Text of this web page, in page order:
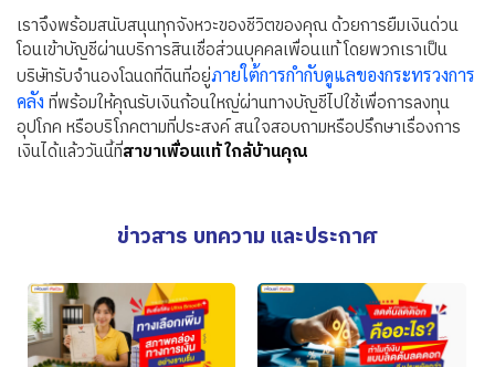
เราจึงพร้อมสนับสนุนทุกจังหวะของชีวิตของคุณ ด้วยการยืมเงินด่วน
โอนเข้าบัญชีผ่านบริการสินเชื่อส่วนบุคคลเพื่อนแท้โดยพวกเราเป็น
บริษัทรับจํานองโฉนดที่ดินที่อยู่ภายใต้การกำกับดูแลของกระทรวงการ
คลัง ที่พร้อมให้คุณรับเงินก้อนใหญ่ผ่านทางบัญชีไปใช้เพื่อการลงทุน
อุปโภค หรือบริโภคตามที่ประสงค์ สนใจสอบถามหรือปรึกษาเรื่องการ
เงินได้แล้ววันนี้ที่สาขาเพื่อนแท้ ใกล้บ้านคุณ
ข่าวสาร บทความ และประกาศ